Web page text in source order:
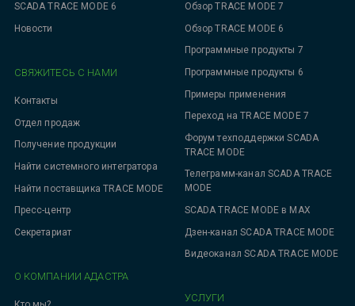
SCADA TRACE MODE 6
Новости
Обзор TRACE MODE 7
Обзор TRACE MODE 6
Программные продукты 7
Программные продукты 6
Примеры применения
Переход на TRACE MODE 7
Форум техподдержки SCADA
TRACE MODE
Телеграмм-канал SCADA TRACE
MODE
SCADA TRACE MODE в MAX
Дзен-канал SCADA TRACE MODE
Видеоканал SCADA TRACE MODE
УСЛУГИ
СВЯЖИТЕСЬ С НАМИ
Контакты
Отдел продаж
Получение продукции
Найти системного интегратора
Найти поставщика TRACE MODE
Пресс-центр
Секретариат
О КОМПАНИИ АДАСТРА